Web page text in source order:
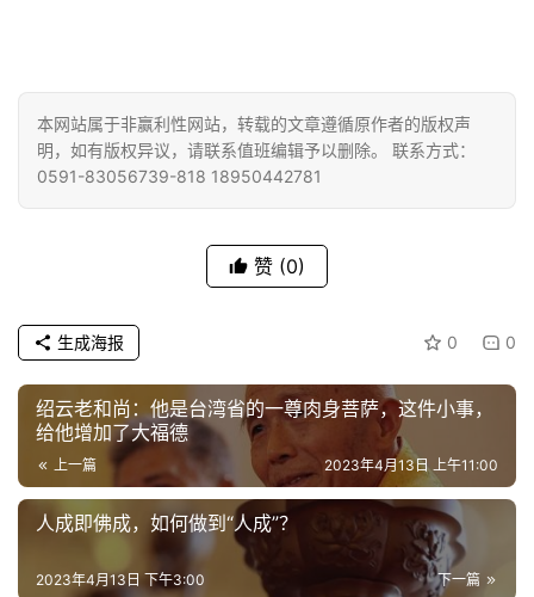
本网站属于非赢利性网站，转载的文章遵循原作者的版权声
明，如有版权异议，请联系值班编辑予以删除。 联系方式：
0591-83056739-818 18950442781
赞 (0)
0 0
生成海报
绍云老和尚：他是台湾省的一尊肉身菩萨，这件小事，
给他增加了大福德
上一篇 2023年4月13日 上午11:00
人成即佛成，如何做到“人成”？
下一篇
2023年4月13日 下午3:00